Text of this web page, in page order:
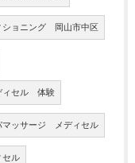
ショニング 岡山市中区
ィセル 体験
マッサージ メディセル
ル